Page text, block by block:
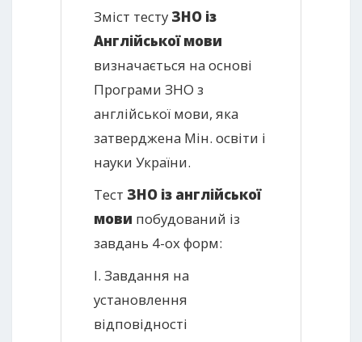
Зміст тесту ЗНО із
Англійської мови
визначається на основі
Програми ЗНО з
англійської мови, яка
затверджена Мін. освіти і
науки України.
Тест ЗНО із англійської
мови побудований із
завдань 4-ох форм:
І. Завдання на
установлення
відповідності